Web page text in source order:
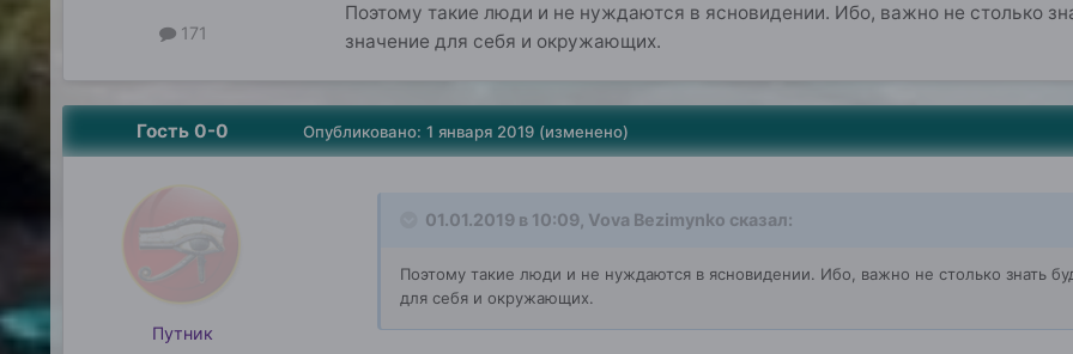
171
Поэтому такие люди и не нуждаются в ясновидении. Ибо, важно не столько
значение для себя и окружающих.
Гость 0-0
Путник
Опубликовано: 1 января 2019 (изменено)
01.01.2019 в 10:09, Vova Bezimynko сказал:
Поэтому такие люди и не нуждаются в ясновидении. Ибо, важно не столько знать
для себя и окружающих.